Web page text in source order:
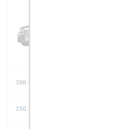
398～756万円
150.7万円